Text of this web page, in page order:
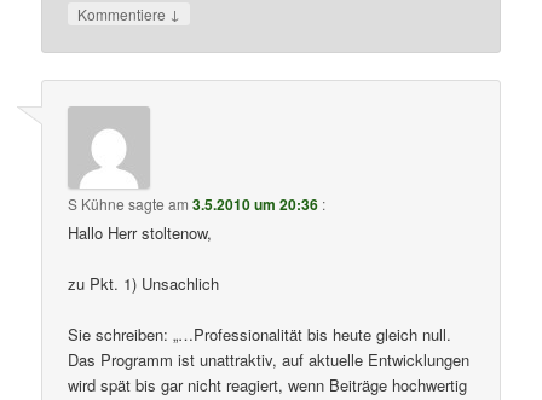
Kommentiere ↓
S Kühne sagte am3.5.2010 um 20:36 :
Hallo Herr stoltenow,
zu Pkt. 1) Unsachlich
Sie schreiben: „…Professionalität bis heute gleich null.
Das Programm ist unattraktiv, auf aktuelle Entwicklungen
wird spät bis gar nicht reagiert, wenn Beiträge hochwertig